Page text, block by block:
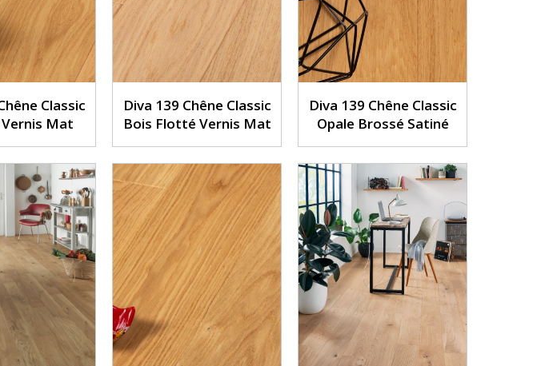
Classic
Mat
Diva 139 Chêne Classic
Bois Flotté Vernis Mat
Diva 139 Chêne Classic
Opale Brossé Satiné